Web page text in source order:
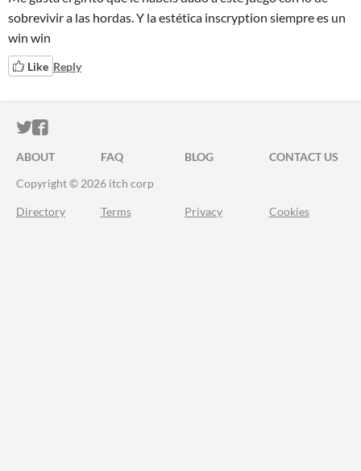
sobrevivir a las hordas. Y la estética inscryption siempre es un
win win
Like Reply
ITCH.IO ON TWITTER
ITCH.IO ON FACEBOOK
ABOUT FAQ BLOG
CONTACT US
Copyright © 2026 itch corp
Directory Terms Privacy Cookies